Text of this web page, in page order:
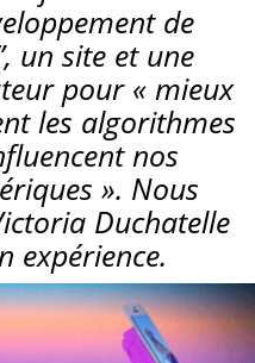
de
un site et une
pour « mieux
les algorithmes
nos
». Nous
Duchatelle
expérience.